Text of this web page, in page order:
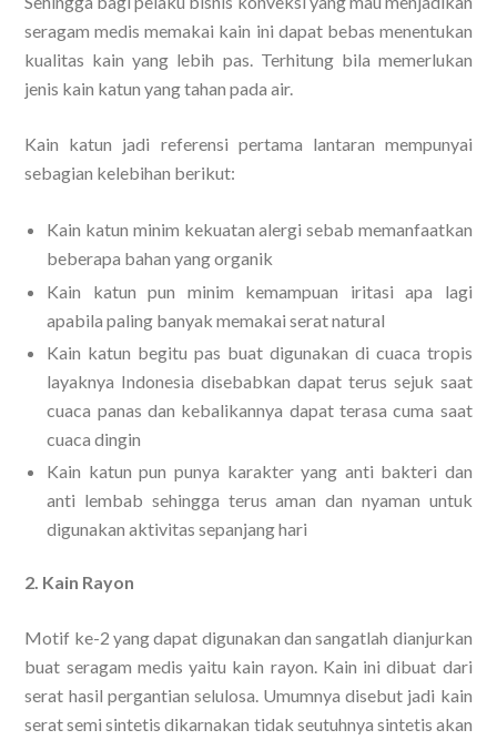
seragam medis memakai kain ini dapat bebas menentukan
kualitas kain yang lebih pas. Terhitung bila memerlukan
jenis kain katun yang tahan pada air.
Kain katun jadi referensi pertama lantaran mempunyai
sebagian kelebihan berikut:
Kain katun minim kekuatan alergi sebab memanfaatkan
beberapa bahan yang organik
Kain katun pun minim kemampuan iritasi apa lagi
apabila paling banyak memakai serat natural
Kain katun begitu pas buat digunakan di cuaca tropis
layaknya Indonesia disebabkan dapat terus sejuk saat
cuaca panas dan kebalikannya dapat terasa cuma saat
cuaca dingin
Kain katun pun punya karakter yang anti bakteri dan
anti lembab sehingga terus aman dan nyaman untuk
digunakan aktivitas sepanjang hari
2. Kain Rayon
Motif ke-2 yang dapat digunakan dan sangatlah dianjurkan
buat seragam medis yaitu kain rayon. Kain ini dibuat dari
serat hasil pergantian selulosa. Umumnya disebut jadi kain
serat semi sintetis dikarnakan tidak seutuhnya sintetis akan